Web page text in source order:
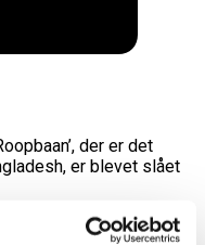
der er det
er blevet slået